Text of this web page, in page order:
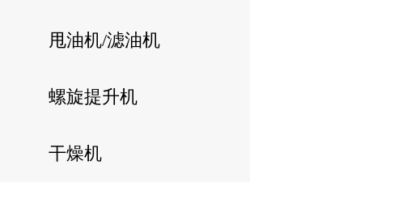
甩油机/滤油机
螺旋提升机
干燥机